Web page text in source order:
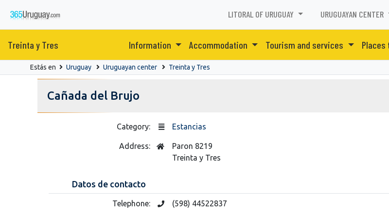
LITORAL OF URUGUAY URUGUAYAN CENTER
Treinta y Tres Information Accommodation Tourism and services
Estás en Uruguay Uruguayan center Treinta y Tres
Cañada del Brujo
Category: Estancias
Address:
Paron 8219
Treinta y Tres
Datos de contacto
Telephone: (598) 44522837